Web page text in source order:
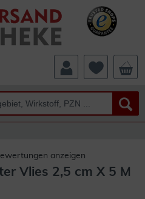
anzeigen
Vlies 2,5 cm X 5 M